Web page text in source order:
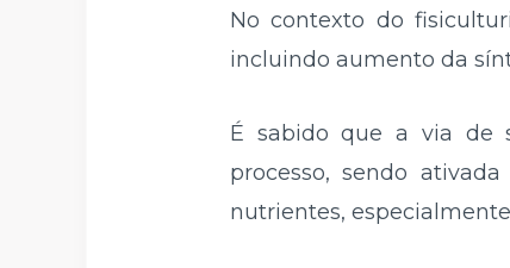
No contexto do
incluindo aumento da
É sabido que a via de
processo, sendo
nutrientes,